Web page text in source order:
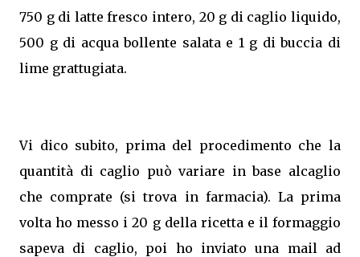
750 g di latte fresco intero, 20 g di caglio liquido,
500 g di acqua bollente salata e 1 g di buccia di
lime grattugiata.
Vi dico subito, prima del procedimento che la
quantità di caglio può variare in base alcaglio
che comprate (si trova in farmacia). La prima
volta ho messo i 20 g della ricetta e il formaggio
sapeva di caglio, poi ho inviato una mail ad